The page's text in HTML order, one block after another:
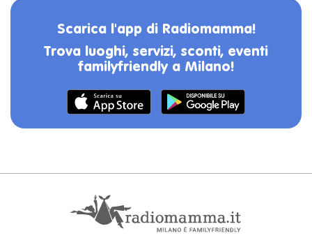
Scarica l'app di Radiomamma!
Trova luoghi, servizi, sconti, eventi
familyfriendly a Milano!